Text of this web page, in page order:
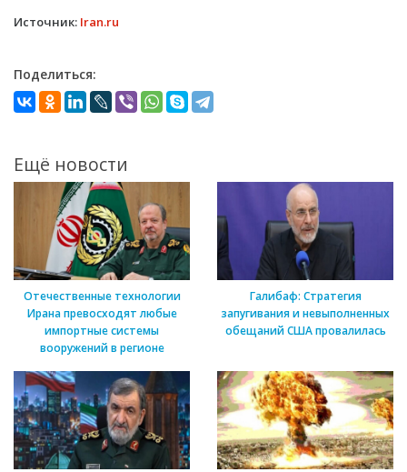
Источник: Iran.ru
Поделиться:
Ещё новости
Отечественные технологии
Ирана превосходят любые
импортные системы
вооружений в регионе
Галибаф: Стратегия
запугивания и невыполненных
обещаний США провалилась